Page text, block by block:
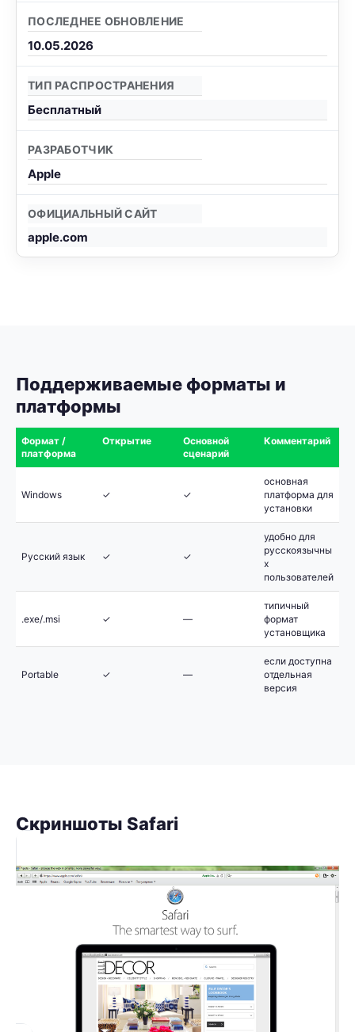
ПОСЛЕДНЕЕ ОБНОВЛЕНИЕ
10.05.2026
ТИП РАСПРОСТРАНЕНИЯ
Бесплатный
РАЗРАБОТЧИК
Apple
ОФИЦИАЛЬНЫЙ САЙТ
apple.com
Поддерживаемые форматы и
платформы
Формат /
платформа
Открытие
Основной
сценарий
Комментарий
Windows ✓ ✓
основная
платформа для
установки
Русский язык ✓ ✓
удобно для
русскоязычны
х
пользователей
.exe/.msi ✓ —
типичный
формат
установщика
Portable ✓ —
если доступна
отдельная
версия
Скриншоты Safari